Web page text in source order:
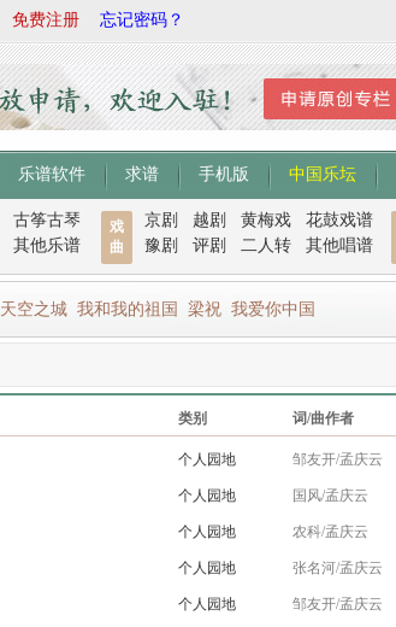
免费注册 忘记密码？
乐谱软件 求谱 手机版 中国乐坛
古筝古琴
其他乐谱
戏
曲
京剧 越剧 黄梅戏
花鼓戏谱
豫剧
评剧 二人转 其他唱谱
天空之城 我和我的祖国 梁祝 我爱你中国
类别 词/曲作者
个人园地 邹友开/孟庆云
个人园地 国风/孟庆云
个人园地 农科/孟庆云
个人园地 张名河/孟庆云
个人园地 邹友开/孟庆云